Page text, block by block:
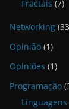
Fractais (7)
Networking
Opinião (1)
Opiniões (1)
Programação